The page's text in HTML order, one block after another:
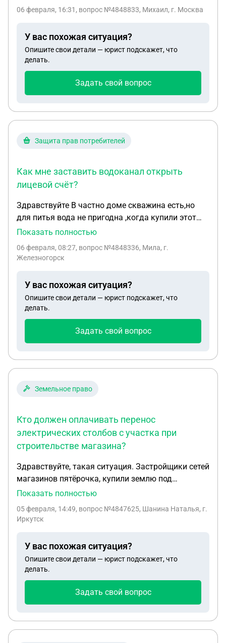
получаю криптой в USDT, перевожу на карту
поступления выглядят как переводы на
различные суммы от разных физлиц. 04.02 и
05.02 вывел таким образом около 230000. 06.02
заблокирован, в банке предлагают предоставить
вызовет сложности с ипотекой у них же).
платежа на сумму ~63000р, возможно,
налоговой по наименьшей возможной ставке.
06 февраля, 16:31 , вопрос №4848833, Михаил, г. Москва
У вас похожая ситуация?
Опишите свои детали — юрист подскажет, что
делать.
Задать свой вопрос
Защита прав потребителей
Как мне заставить водоканал открыть
лицевой счёт?
Здравствуйте В частно доме скважина есть,но
для питья вода не пригодна ,когда купили этот
дом ,закрыли лицевой счёт на водоразборую
снова открыть счёт на уличную колонку
водоканал открыть лицевой счёт?
Показать полностью
06 февраля, 08:27, вопрос №4848336, Мила, г.
Железногорск
У вас похожая ситуация?
Опишите свои детали — юрист подскажет, что
делать.
Задать свой вопрос
Земельное право
Кто должен оплачивать перенос
электрических столбов с участка при
строительстве магазина?
Здравствуйте, такая ситуация. Застройщики сетей
магазинов пятёрочка, купили землю под
строительство с нашими электрическим
провода вместе со столбами, за свой счёт, иначе
Показать полностью
05 февраля, 14:49, вопрос №4847625, Шанина Наталья, г.
Иркутск
У вас похожая ситуация?
Опишите свои детали — юрист подскажет, что
делать.
Задать свой вопрос